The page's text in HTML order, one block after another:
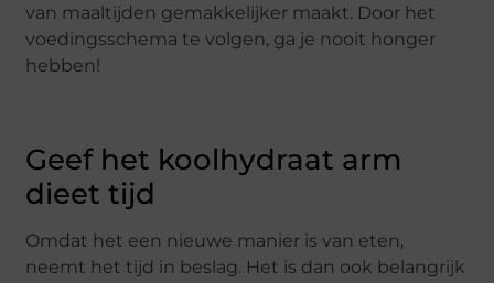
van maaltijden gemakkelijker maakt. Door het
voedingsschema te volgen, ga je nooit honger
hebben!
Geef het koolhydraat arm
dieet tijd
Omdat het een nieuwe manier is van eten,
neemt het tijd in beslag. Het is dan ook belangrijk